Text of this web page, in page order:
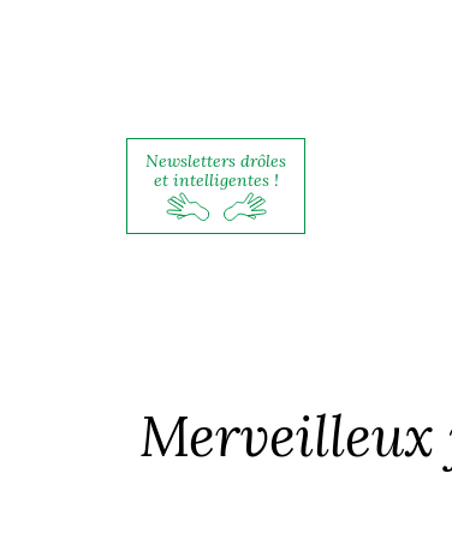
Newsletters drôles
et intelligentes !